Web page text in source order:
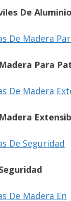
De Aluminio
Para